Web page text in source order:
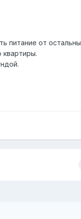
питание от
квартиры.